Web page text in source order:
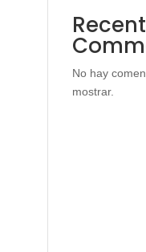
Recent
No hay
mostrar.